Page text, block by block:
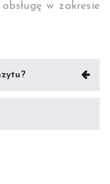
w zakresie